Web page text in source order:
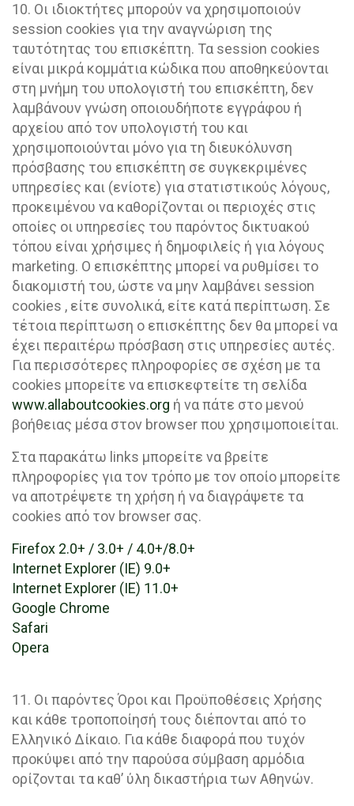
10. Οι ιδιοκτήτες μπορούν να χρησιμοποιούν
session cookies για την αναγνώριση της
ταυτότητας του επισκέπτη. Τα session cookies
είναι μικρά κομμάτια κώδικα που αποθηκεύονται
στη μνήμη του υπολογιστή του επισκέπτη, δεν
λαμβάνουν γνώση οποιουδήποτε εγγράφου ή
αρχείου από τον υπολογιστή του και
χρησιμοποιούνται μόνο για τη διευκόλυνση
πρόσβασης του επισκέπτη σε συγκεκριμένες
υπηρεσίες και (ενίοτε) για στατιστικούς λόγους,
προκειμένου να καθορίζονται οι περιοχές στις
οποίες οι υπηρεσίες του παρόντος δικτυακού
τόπου είναι χρήσιμες ή δημοφιλείς ή για λόγους
marketing. O επισκέπτης μπορεί να ρυθμίσει το
διακομιστή του, ώστε να μην λαμβάνει session
cookies , είτε συνολικά, είτε κατά περίπτωση. Σε
τέτοια περίπτωση ο επισκέπτης δεν θα μπορεί να
έχει περαιτέρω πρόσβαση στις υπηρεσίες αυτές.
Για περισσότερες πληροφορίες σε σχέση με τα
cookies μπορείτε να επισκεφτείτε τη σελίδα
www.allaboutcookies.org ή να πάτε στο μενού
βοήθειας μέσα στον browser που χρησιμοποιείται.
Στα παρακάτω links μπορείτε να βρείτε
πληροφορίες για τον τρόπο με τον οποίο μπορείτε
να αποτρέψετε τη χρήση ή να διαγράψετε τα
cookies από τον browser σας.
Firefox 2.0+ / 3.0+ / 4.0+/8.0+
Internet Explorer (IE) 9.0+
Internet Explorer (IE) 11.0+
Google Chrome
Safari
Opera
11. Οι παρόντες Όροι και Προϋποθέσεις Χρήσης
και κάθε τροποποίησή τους διέπονται από το
Ελληνικό Δίκαιο. Για κάθε διαφορά που τυχόν
προκύψει από την παρούσα σύμβαση αρμόδια
ορίζονται τα καθ’ ύλη δικαστήρια των Αθηνών.